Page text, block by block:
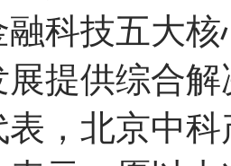
业服务提供
产业与民
级与社会和